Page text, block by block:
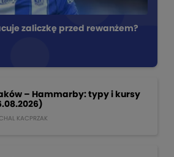
zaliczkę przed rewanżem?
– Hammarby: typy i kursy
KACPRZAK